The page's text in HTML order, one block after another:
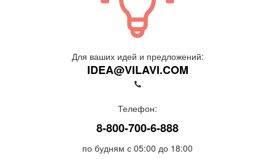
Для ваших идей и предложений:
IDEA@VILAVI.COM
Телефон:
8-800-700-6-888
по будням с 05:00 до 18:00